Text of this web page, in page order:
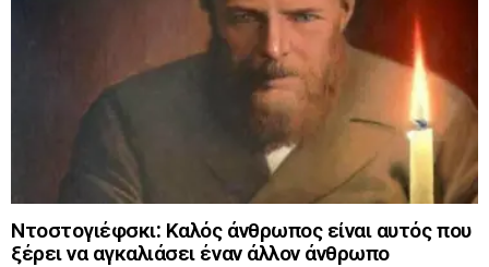
Ντοστογιέφσκι: Καλός άνθρωπος είναι αυτός που
ξέρει να αγκαλιάσει έναν άλλον άνθρωπο